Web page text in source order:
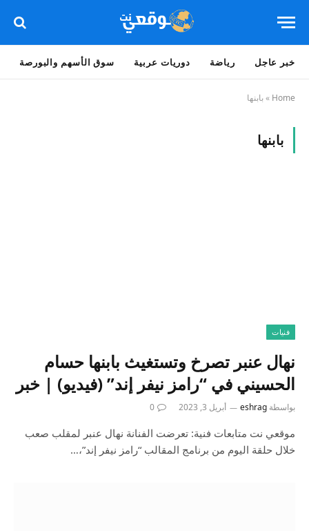
خبر عاجل رياضة دوريات عربية سوق الأسهم والبورصة
Home
»بابنها
بابنها
فنيات
نهال عنبر تصرخ وتستغيث بابنها حسام
الحسيني في “رامز نيفر إند” (فيديو) | خبر
بواسطة eshrag أبريل 3, 2023 0
موقعي نت متابعات فنية: تعرضت الفنانة نهال عنبر لمقلب صعب
خلال حلقة اليوم من برنامج المقالب “رامز نيفر إند”،…